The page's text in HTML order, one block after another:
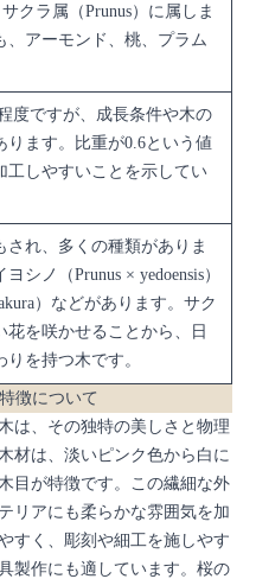
クラ属（Prunus）に属しま
アーモンド、桃、プラム
度ですが、成長条件や木の
ます。比重が0.6という値
工しやすいことを示してい
され、多くの種類がありま
シノ（Prunus × yedoensis）
）などがあります。サク
花を咲かせることから、日
を持つ木です。
徴について
は、その独特の美しさと物理
材は、淡いピンク色から白に
目が特徴です。この繊細な外
リアにも柔らかな雰囲気を加
すく、彫刻や細工を施しやす
製作にも適しています。桜の